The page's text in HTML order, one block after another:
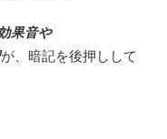
果音や
が、暗記を後押しして